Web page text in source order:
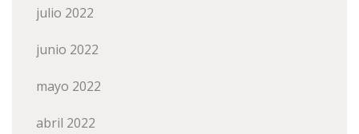
julio 2022
junio 2022
mayo 2022
abril 2022